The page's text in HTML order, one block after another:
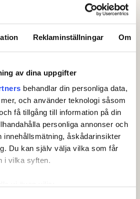
Reklaminställningar Om
av dina uppgifter
behandlar din personliga data,
och använder teknologi såsom
få tillgång till information på din
personliga annonser och
innehållsmätning, åskådarinsikter
Du kan själv välja vilka som får
i vilka syften.
Ulf
Mattias +3
Douglas +
Henrik +5